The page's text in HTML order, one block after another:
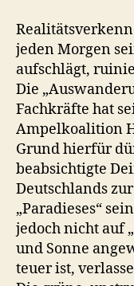
jeden Morgen
aufschlägt,
Die
Fachkräfte hat
Ampelkoalition
Grund hierfür
beabsichtigte
Deutschlands
„Paradieses“
jedoch nicht auf
und Sonne
teuer ist,